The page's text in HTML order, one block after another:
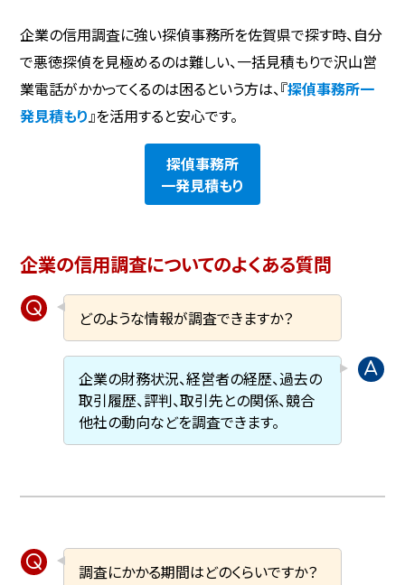
企業の信用調査に強い探偵事務所を佐賀県で探す時、自分
で悪徳探偵を見極めるのは難しい、一括見積もりで沢山営
業電話がかかってくるのは困るという方は、『探偵事務所一
発見積もり 』を活用すると安心です。
探偵事務所
一発見積もり
企業の信用調査についてのよくある質問
どのような情報が調査できますか？
企業の財務状況、経営者の経歴、過去の
取引履歴、評判、取引先との関係、競合
他社の動向などを調査できます。
調査にかかる期間はどのくらいですか？